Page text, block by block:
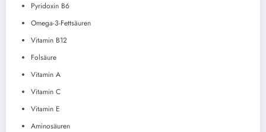
Pyridoxin B6
Omega-3-Fettsäuren
Vitamin B12
Folsäure
Vitamin A
Vitamin C
Vitamin E
Aminosäuren